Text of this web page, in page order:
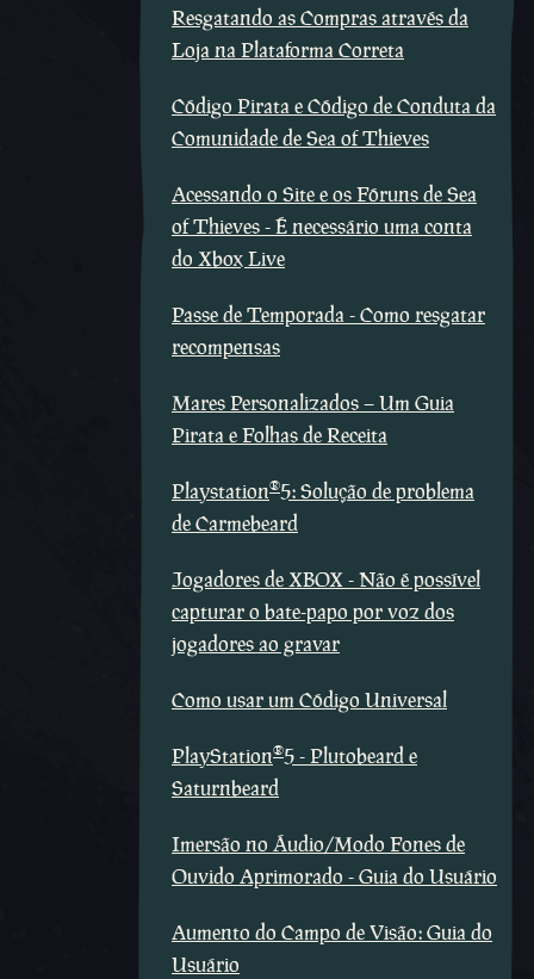
Resgatando as Compras através da
Loja na Plataforma Correta
Código Pirata e Código de Conduta da
Comunidade de Sea of Thieves
Acessando o Site e os Fóruns de Sea
of Thieves - É necessário uma conta
do Xbox Live
Passe de Temporada - Como resgatar
recompensas
Mares Personalizados – Um Guia
Pirata e Folhas de Receita
Playstation®5: Solução de problema
de Carmebeard
Jogadores de XBOX - Não é possível
capturar o bate-papo por voz dos
jogadores ao gravar
Como usar um Código Universal
PlayStation®5 - Plutobeard e
Saturnbeard
Imersão no Áudio/Modo Fones de
Ouvido Aprimorado - Guia do Usuário
Aumento do Campo de Visão: Guia do
Usuário